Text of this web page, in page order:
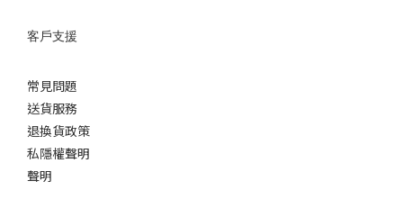
客戶支援
常見問題
送貨服務
退換貨政策
私隱權聲明
聲明